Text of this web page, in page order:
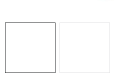
NOVÉ ZBOŽÍ
Nepřevzetí zásilky na dobírku